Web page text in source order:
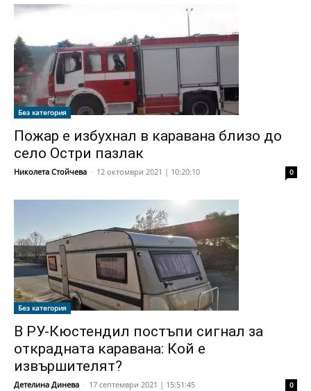
Без категория
Пожар е избухнал в каравана близо до
село Остри пазлак
Николета Стойчева - 12 октомври 2021 | 10:20:10 0
Без категория
В РУ-Кюстендил постъпи сигнал за
открадната каравана: Кой е
извършителят?
Детелина Динева - 17 септември 2021 | 15:51:45 0